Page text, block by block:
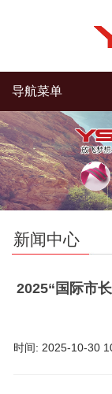
导航菜单
新闻中心
2025“国际市
时间: 2025-10-30